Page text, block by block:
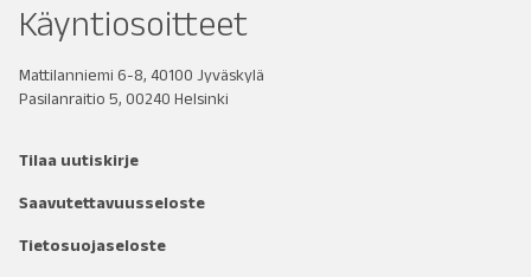
Käyntiosoitteet
Mattilanniemi 6-8, 40100 Jyväskylä
Pasilanraitio 5, 00240 Helsinki
Tilaa uutiskirje
Saavutettavuusseloste
Tietosuojaseloste